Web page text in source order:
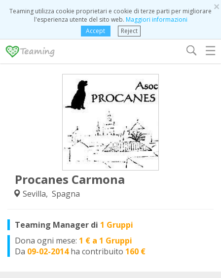
×
Teaming utilizza cookie proprietari e cookie di terze parti per migliorare
l'esperienza utente del sito web. Maggiori informazioni
Accept
Reject
☰
Procanes Carmona
Sevilla, Spagna
Teaming Manager di 1 Gruppi
Dona ogni mese: 1 € a 1 Gruppi
Da 09-02-2014 ha contribuito 160 €